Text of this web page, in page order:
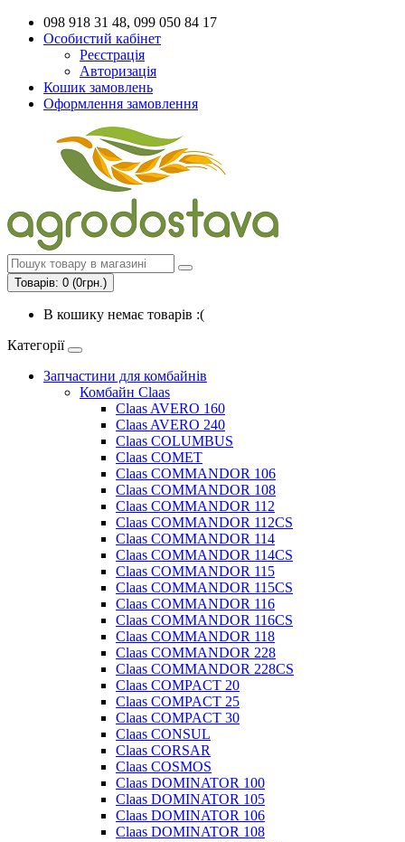
098 918 31 48, 099 050 84 17
Особистий кабінет
Реєстрація
Авторизація
Кошик замовлень
Оформлення замовлення
Товарів: 0 (0грн.)
В кошику немає товарів :(
Категорії
Запчастини для комбайнів
Комбайн Claas
Claas AVERO 160
Claas AVERO 240
Claas COLUMBUS
Claas COMET
Claas COMMANDOR 106
Claas COMMANDOR 108
Claas COMMANDOR 112
Claas COMMANDOR 112CS
Claas COMMANDOR 114
Claas COMMANDOR 114CS
Claas COMMANDOR 115
Claas COMMANDOR 115CS
Claas COMMANDOR 116
Claas COMMANDOR 116CS
Claas COMMANDOR 118
Claas COMMANDOR 228
Claas COMMANDOR 228CS
Claas COMPACT 20
Claas COMPACT 25
Claas COMPACT 30
Claas CONSUL
Claas CORSAR
Claas COSMOS
Claas DOMINATOR 100
Claas DOMINATOR 105
Claas DOMINATOR 106
Claas DOMINATOR 108